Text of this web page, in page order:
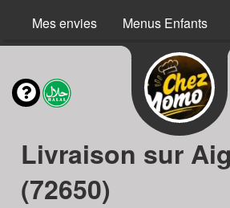
Mes envies Menus Enfants
Livraison sur
(72650)